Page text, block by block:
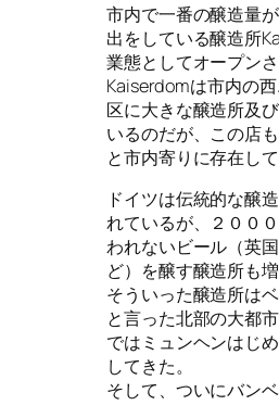
市内で一番の醸造量
出をしている醸造所
業態としてオープン
Kaiserdomは市内の
区に大きな醸造所及
いるのだが、この店
と市内寄りに存在して
ドイツは伝統的な醸
れているが、２００
われないビール（英
ど）を醸す醸造所も増
そういった醸造所は
と言った北部の大都
ではミュンヘンはじ
してきた。
そして、ついにバン